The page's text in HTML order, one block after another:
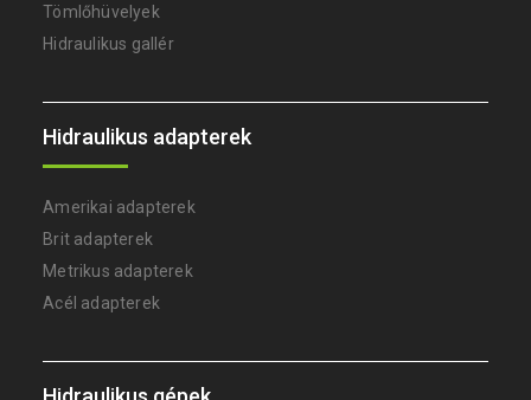
Tömlőhüvelyek
Hidraulikus gallér
Hidraulikus adapterek
Amerikai adapterek
Brit adapterek
Metrikus adapterek
Acél adapterek